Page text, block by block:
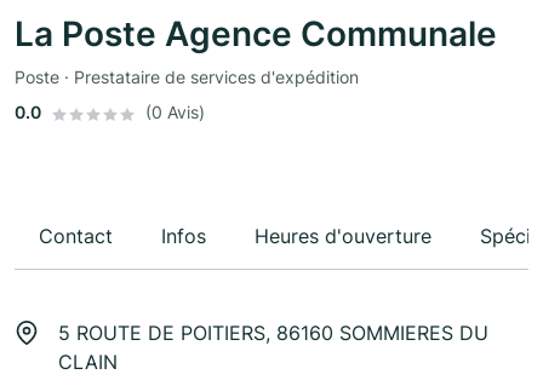
La Poste Agence Communale
Poste · Prestataire de services d'expédition
0.0
(0 Avis)
Contact Infos Heures d'ouverture
5 ROUTE DE POITIERS, 86160 SOMMIERES DU
CLAIN